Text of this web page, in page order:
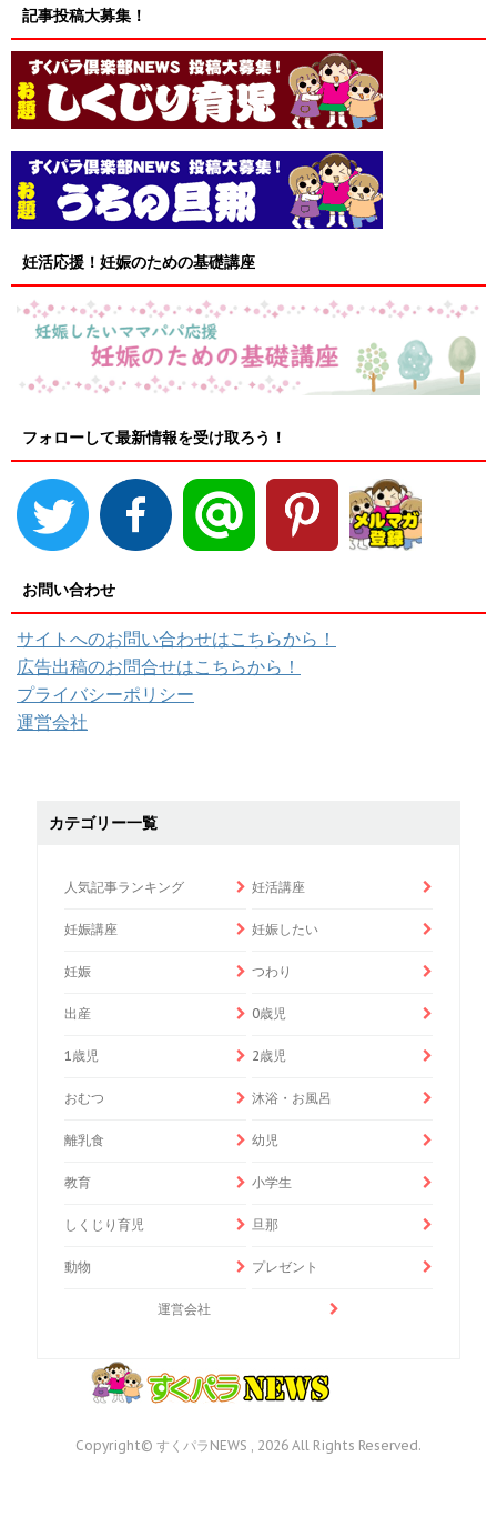
記事投稿大募集！
妊活応援！妊娠のための基礎講座
フォローして最新情報を受け取ろう！
お問い合わせ
サイトへのお問い合わせはこちらから！
広告出稿のお問合せはこちらから！
プライバシーポリシー
運営会社
カテゴリー一覧
人気記事ランキング 妊活講座
妊娠講座 妊娠したい
妊娠 つわり
出産 0歳児
1歳児 2歳児
おむつ 沐浴・お風呂
離乳食 幼児
教育 小学生
しくじり育児 旦那
動物 プレゼント
運営会社
Copyright© すくパラNEWS , 2026 All Rights Reserved.